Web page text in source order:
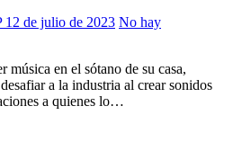
12 de julio de 2023 No hay
a la industria al crear sonidos
a quienes lo…